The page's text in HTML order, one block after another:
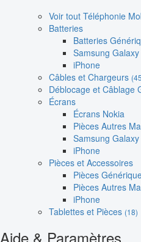
Voir tout Téléphonie
Batteries
Batteries
Samsung Galaxy
iPhone
Câbles et Chargeurs
Déblocage et Câblage
Écrans
Écrans Nokia
Pièces Autres
Samsung Galaxy
iPhone
Pièces et Accessoires
Pièces
Pièces Autres
iPhone
Tablettes et Pièces (18)
Aide & Paramètres